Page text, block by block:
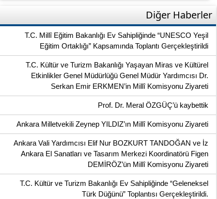
Diğer Haberler
T.C. Millî Eğitim Bakanlığı Ev Sahipliğinde “UNESCO Yeşil
Eğitim Ortaklığı” Kapsamında Toplantı Gerçekleştirildi
T.C. Kültür ve Turizm Bakanlığı Yaşayan Miras ve Kültürel
Etkinlikler Genel Müdürlüğü Genel Müdür Yardımcısı Dr.
Serkan Emir ERKMEN’in Millî Komisyonu Ziyareti
Prof. Dr. Meral ÖZGÜÇ’ü kaybettik
Ankara Milletvekili Zeynep YILDIZ’ın Millî Komisyonu Ziyareti
Ankara Vali Yardımcısı Elif Nur BOZKURT TANDOĞAN ve İz
Ankara El Sanatları ve Tasarım Merkezi Koordinatörü Figen
DEMİRÖZ’ün Millî Komisyonu Ziyareti
T.C. Kültür ve Turizm Bakanlığı Ev Sahipliğinde “Geleneksel
Türk Düğünü” Toplantısı Gerçekleştirildi.